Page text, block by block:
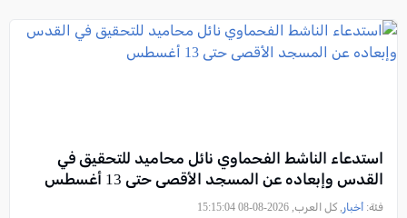
استدعاء الناشط الفحماوي نائل محاميد للتحقيق في
القدس وإبعاده عن المسجد الأقصى حتى 13 أغسطس
فئة: أخبار , كل العرب, 2026-08-08 15:15:04